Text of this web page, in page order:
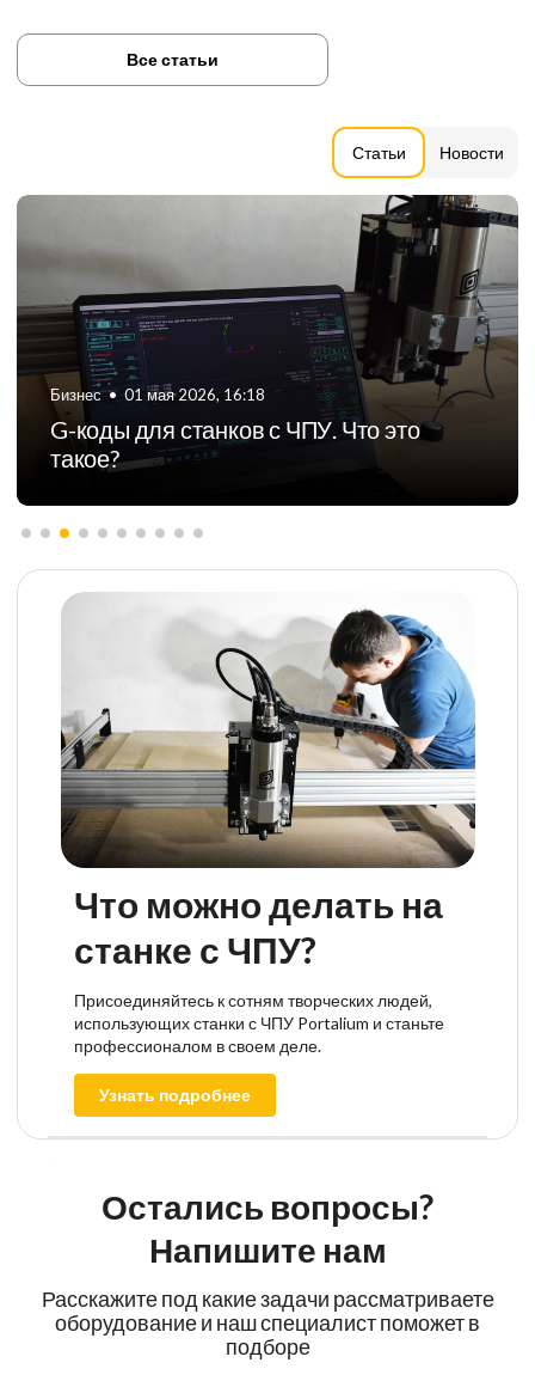
Статьи Новости
Все статьи
Бизнес • 06 августа 2024, 11:21
ТОП-5 российских производителей
фрезерных станков с ЧПУ
Что можно делать на
станке с ЧПУ?
Присоединяйтесь к сотням творческих людей,
использующих станки с ЧПУ Portalium и станьте
профессионалом в своем деле.
Узнать подробнее
Остались вопросы?
Напишите нам
Расскажите под какие задачи рассматриваете
оборудование и наш специалист поможет в
подборе